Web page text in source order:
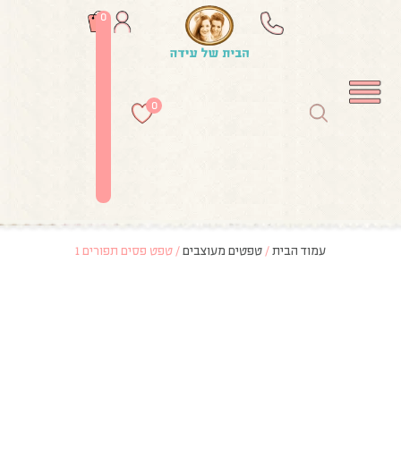
0
0
עמוד הבית/ טפטים מעוצבים/ טפט פסים תפורים 1